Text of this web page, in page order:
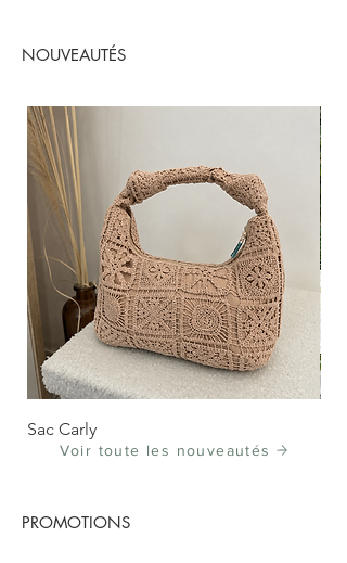
NOUVEAUTÉS
Voir toute les nouveautés
Sac Carly
PROMOTIONS